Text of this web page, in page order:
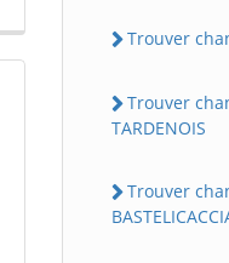
Trouver
Trouver
TARDENOIS
Trouver